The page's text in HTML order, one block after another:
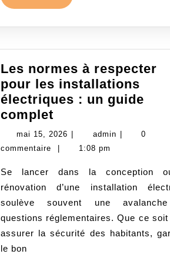
?
MORE
Les normes à respecter
pour les installations
électriques : un guide
complet
normes
à
pour
les
installations
électriques
:
mai 15, 2026 mai
15,
| admin admin
|
0
commentaire
| 1:08 pm
Se lancer dans la conception ou la
rénovation d’une installation
soulève souvent une
questions réglementaires. Que ce soit
assurer la sécurité des habitants,
le bon